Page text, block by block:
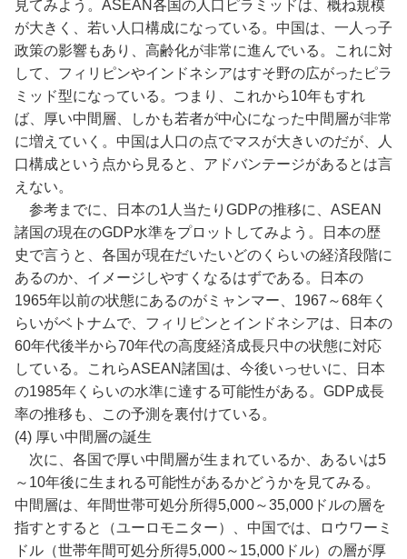
見てみよう。ASEAN各国の人口ピラミッドは、概ね規模
が大きく、若い人口構成になっている。中国は、一人っ子
政策の影響もあり、高齢化が非常に進んでいる。これに対
して、フィリピンやインドネシアはすそ野の広がったピラ
ミッド型になっている。つまり、これから10年もすれ
ば、厚い中間層、しかも若者が中心になった中間層が非常
に増えていく。中国は人口の点でマスが大きいのだが、人
口構成という点から見ると、アドバンテージがあるとは言
えない。
参考までに、日本の1人当たりGDPの推移に、ASEAN
諸国の現在のGDP水準をプロットしてみよう。日本の歴
史で言うと、各国が現在だいたいどのくらいの経済段階に
あるのか、イメージしやすくなるはずである。日本の
1965年以前の状態にあるのがミャンマー、1967～68年く
らいがベトナムで、フィリピンとインドネシアは、日本の
60年代後半から70年代の高度経済成長只中の状態に対応
している。これらASEAN諸国は、今後いっせいに、日本
の1985年くらいの水準に達する可能性がある。GDP成長
率の推移も、この予測を裏付けている。
(4) 厚い中間層の誕生
次に、各国で厚い中間層が生まれているか、あるいは5
～10年後に生まれる可能性があるかどうかを見てみる。
中間層は、年間世帯可処分所得5,000～35,000ドルの層を
指すとすると（ユーロモニター）、中国では、ロウワーミ
ドル（世帯年間可処分所得5,000～15,000ドル）の層が厚